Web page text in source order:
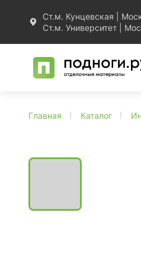
Ст.м. Кунцевская |
Ст.м. Университет |
Главная Каталог